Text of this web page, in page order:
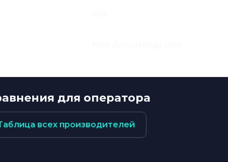
для оператора
всех производителей